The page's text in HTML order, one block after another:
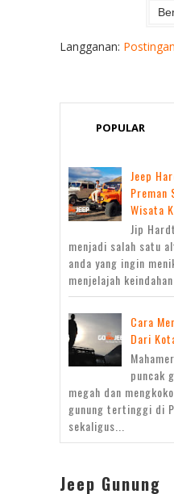
Langganan:
POPULAR
Jeep
Preman
Wisata
Jip
menjadi salah satu
anda yang ingin
menjelajah keindahan
Cara
Dari
puncak
megah dan
gunung tertinggi di
sekaligus...
Jeep Gunung